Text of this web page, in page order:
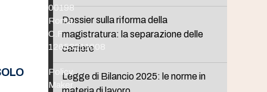
Dossier sulla riforma della
magistratura: la separazione delle
carriere
Legge di Bilancio 2025: le norme in
00198
Roma
C.F.
12653211008
Policy
Maker